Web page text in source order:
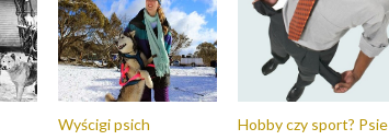
Wyścigi psich
Hobby czy sport? Psie